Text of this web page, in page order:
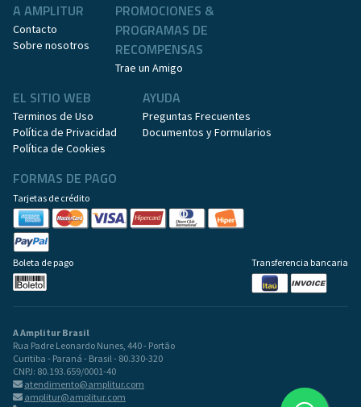
A AMPLITUR
Contacto
Sobre nosotros
PROMOCIONES &
PROGRAMAS DE
RECOMPENSAS
Trae un Amigo
EL SITIO WEB
Terminos de Uso
Política de Privacidad
Política de Cookies
AYUDA
Preguntas Frecuentes
Documentos y Formularios
FORMAS DE PAGO
Tarjetas de crédito
Boleta de pago Transferencia bancaria
A Amplitur Brasil
Rua Padre Leonardo Nunes, 440 - Portão
Curitiba - Paraná - Brasil - 80.330-320
CNPJ: 80.193.659/0001-40
atendimento@amplitur.com
amplitur@amplitur.com